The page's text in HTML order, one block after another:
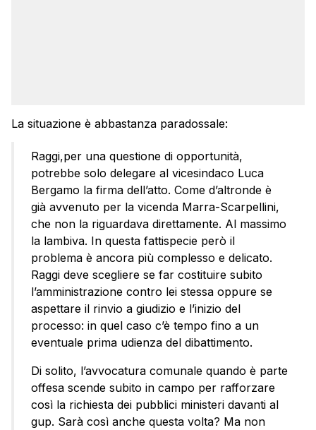
La situazione è abbastanza paradossale:
Raggi,per una questione di opportunità,
potrebbe solo delegare al vicesindaco Luca
Bergamo la firma dell’atto. Come d’altronde è
già avvenuto per la vicenda Marra-Scarpellini,
che non la riguardava direttamente. Al massimo
la lambiva. In questa fattispecie però il
problema è ancora più complesso e delicato.
Raggi deve scegliere se far costituire subito
l’amministrazione contro lei stessa oppure se
aspettare il rinvio a giudizio e l’inizio del
processo: in quel caso c’è tempo fino a un
eventuale prima udienza del dibattimento.
Di solito, l’avvocatura comunale quando è parte
offesa scende subito in campo per rafforzare
così la richiesta dei pubblici ministeri davanti al
gup. Sarà così anche questa volta? Ma non